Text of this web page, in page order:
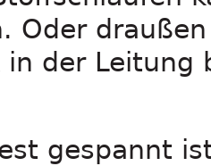
Oder
der Leitung
gespannt